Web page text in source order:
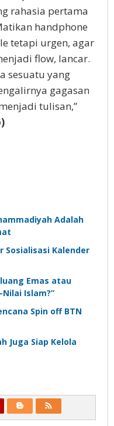
rahasia pertama
handphone
tetapi urgen, agar
flow, lancar.
sesuatu yang
gagasan
tulisan,”
Adalah
Sosialisasi Kalender
Emas atau
Islam?”
Spin off BTN
Juga Siap Kelola